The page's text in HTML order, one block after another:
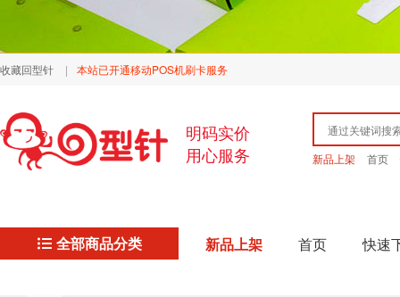
收藏回型针 | 本站已开通移动POS机刷卡服务
明码实价
用心服务
新品上架 首页
全部商品分类 新品上架 首页 快速